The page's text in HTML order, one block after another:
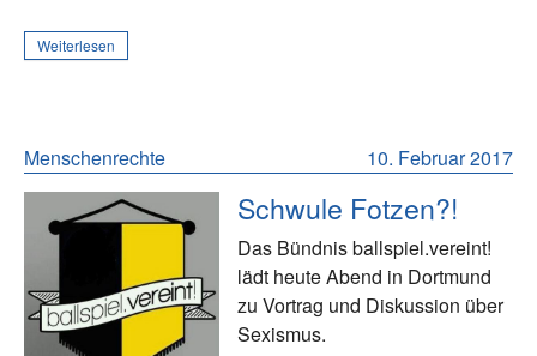
Weiterlesen
10. Februar 2017
Menschenrechte
Schwule Fotzen?!
Das Bündnis ballspiel.vereint!
lädt heute Abend in Dortmund
zu Vortrag und Diskussion über
Sexismus.